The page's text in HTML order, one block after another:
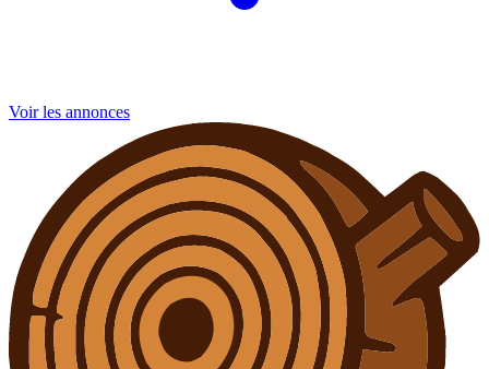
Voir les annonces